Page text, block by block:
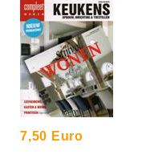
7,50 Euro